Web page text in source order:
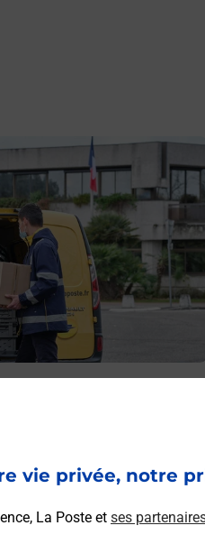
vie privée, notre
La Poste et ses
colis depuis : BOURGOIN
? Découvrez toutes les
Poste.